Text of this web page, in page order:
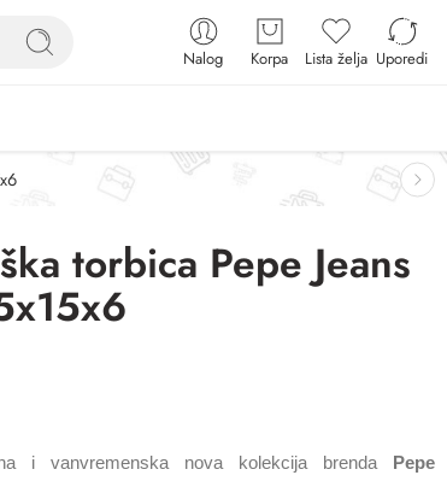
Nalog Korpa Lista želja Uporedi
torbica Pepe Jeans
i vanvremenska nova kolekcija brenda
Pepe